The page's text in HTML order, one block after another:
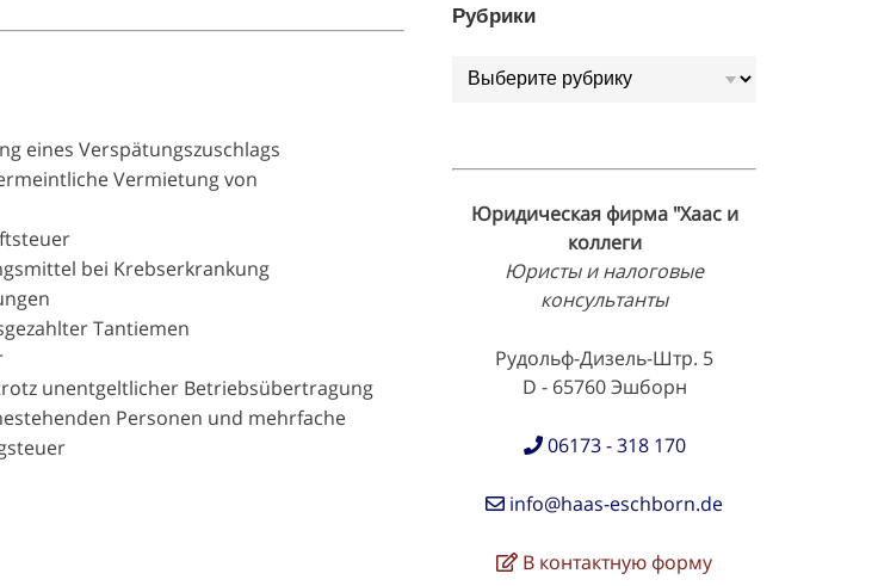
eines Verspätungszuschlags
Vermietung von
bei Krebserkrankung
Tantiemen
unentgeltlicher Betriebsübertragung
Personen und mehrfache
Рубрики
Рубрики
Юридическая фирма "Хаас и
коллеги
Юристы и налоговые
консультанты
Рудольф-Дизель-Штр. 5
D - 65760 Эшборн
06173 - 318 170
info@haas-eschborn.de
В контактную форму